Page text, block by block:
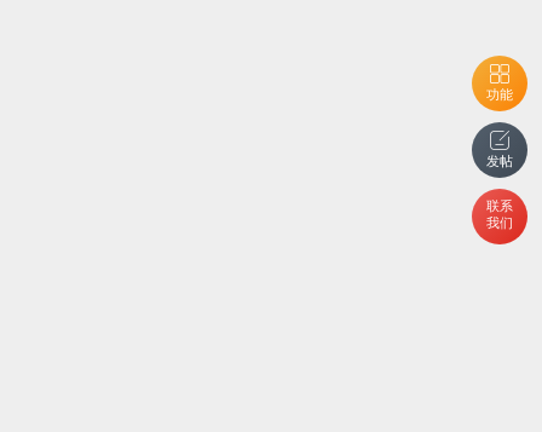
功能
发帖
联系
我们